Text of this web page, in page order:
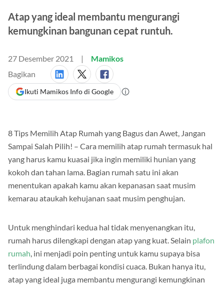
Atap yang ideal membantu mengurangi
kemungkinan bangunan cepat runtuh.
27 Desember 2021
Mamikos
Bagikan
Ikuti Mamikos Info di Google
8 Tips Memilih Atap Rumah yang Bagus dan Awet, Jangan
Sampai Salah Pilih! – Cara memilih atap rumah termasuk hal
yang harus kamu kuasai jika ingin memiliki hunian yang
kokoh dan tahan lama. Bagian rumah satu ini akan
menentukan apakah kamu akan kepanasan saat musim
kemarau ataukah kehujanan saat musim penghujan.
Untuk menghindari kedua hal tidak menyenangkan itu,
rumah harus dilengkapi dengan atap yang kuat. Selain plafon
rumah, ini menjadi poin penting untuk kamu supaya bisa
terlindung dalam berbagai kondisi cuaca. Bukan hanya itu,
atap yang ideal juga membantu mengurangi kemungkinan